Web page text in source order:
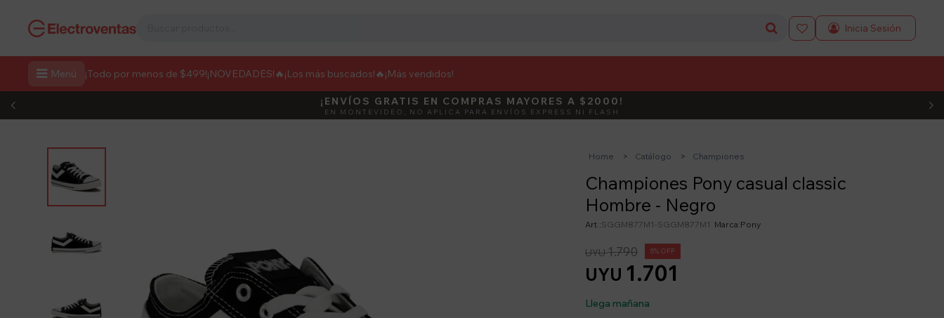
 Menú ¡Todo por menos de $499!¡NOVEDADES! 🔥¡Los más buscados!🔥 ¡Más vendidos!

DEBUT ACTIVÁ EL CÓDIGO
¡ENVÍOS GRATIS EN COMPRAS MAYORES A $2000!
EN MONTEVIDEO, NO APLICA PARA ENVÍOS EXPRESS NI FLASH
Home Catálogo Championes
Championes Pony casual classic
Hombre - Negro
SGGM877M1-SGGM877M1 Pony
UYU 1.701
UYU1.790 5
Llega mañana